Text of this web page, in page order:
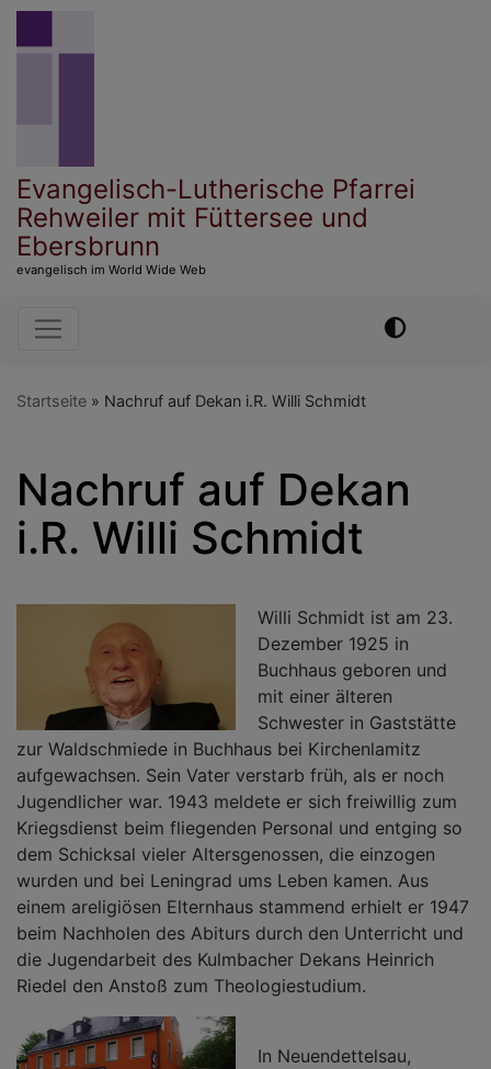
Direkt
Evangelisch-Lutherische Pfarrei
Rehweiler mit Füttersee und
Ebersbrunn
evangelisch im World Wide Web
Hauptnavigation
Startseite Nachruf auf Dekan i.R. Willi Schmidt
Nachruf auf Dekan
i.R. Willi Schmidt
Willi Schmidt ist am 23.
Dezember 1925 in
Buchhaus geboren und
mit einer älteren
Schwester in Gaststätte
zur Waldschmiede in Buchhaus bei Kirchenlamitz
aufgewachsen. Sein Vater verstarb früh, als er noch
Jugendlicher war. 1943 meldete er sich freiwillig zum
Kriegsdienst beim fliegenden Personal und entging so
dem Schicksal vieler Altersgenossen, die einzogen
wurden und bei Leningrad ums Leben kamen. Aus
einem areligiösen Elternhaus stammend erhielt er 1947
beim Nachholen des Abiturs durch den Unterricht und
die Jugendarbeit des Kulmbacher Dekans Heinrich
Riedel den Anstoß zum Theologiestudium.
In Neuendettelsau,